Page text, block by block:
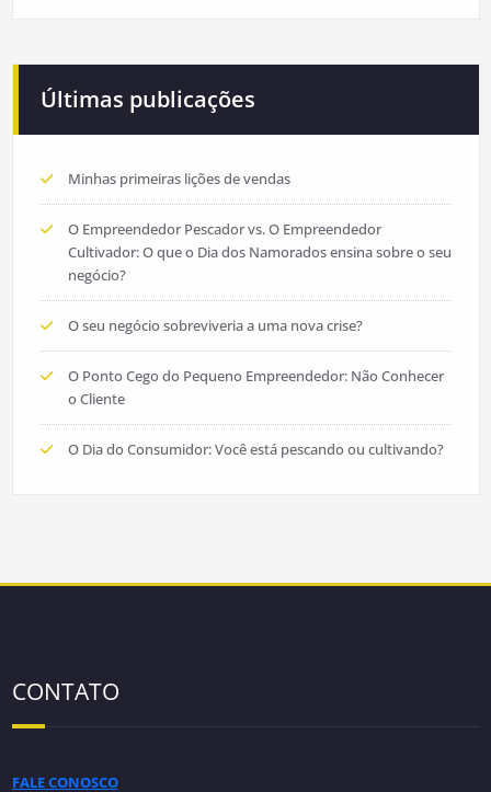
Últimas publicações
Minhas primeiras lições de vendas
O Empreendedor Pescador vs. O Empreendedor
Cultivador: O que o Dia dos Namorados ensina sobre o seu
negócio?
O seu negócio sobreviveria a uma nova crise?
O Ponto Cego do Pequeno Empreendedor: Não Conhecer
o Cliente
O Dia do Consumidor: Você está pescando ou cultivando?
CONTATO
FALE CONOSCO